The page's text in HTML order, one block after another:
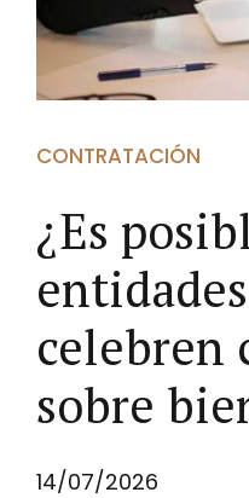
CONTRATACIÓN
¿Es
celebren
sobre
14/07/2026